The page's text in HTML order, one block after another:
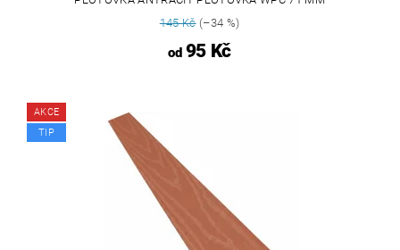
145 Kč(–34 %)
od95 Kč
AKCE
TIP